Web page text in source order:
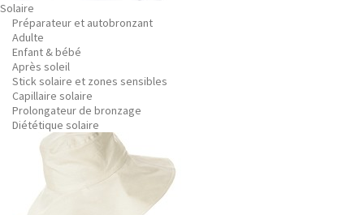
Solaire
Préparateur et autobronzant
Adulte
Enfant & bébé
Après soleil
Stick solaire et zones sensibles
Capillaire solaire
Prolongateur de bronzage
Diététique solaire